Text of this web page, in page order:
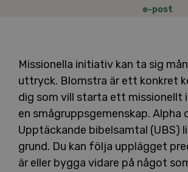
e-post
Missionella initiativ kan ta sig
uttryck. Blomstra är ett konkret
dig som vill starta ett missionellt
en smågruppsgemenskap. Alpha
Upptäckande bibelsamtal (UBS)
grund. Du kan följa upplägget
är eller bygga vidare på något